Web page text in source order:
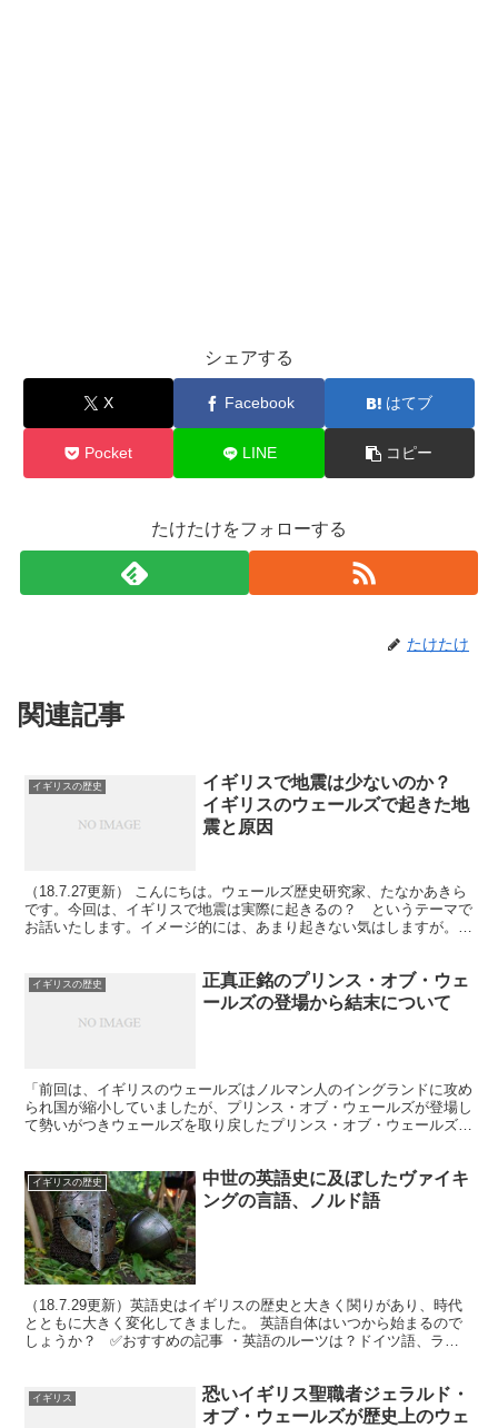
シェアする
X Facebook はてブ
Pocket LINE コピー
たけたけをフォローする
たけたけ
関連記事
イギリスの歴史
イギリスで地震は少ないのか？
イギリスのウェールズで起きた地
震と原因
（18.7.27更新） こんにちは。ウェールズ歴史研究家、たなかあきら
です。今回は、イギリスで地震は実際に起きるの？ というテーマで
お話いたします。イメージ的には、あまり起きない気はしますが。
イギリスの歴史
正真正銘のプリンス・オブ・ウェ
ールズの登場から結末について
「前回は、イギリスのウェールズはノルマン人のイングランドに攻め
られ国が縮小していましたが、プリンス・オブ・ウェールズが登場し
て勢いがつきウェールズを取り戻したプリンス・オブ・ウェールズの
イギリスの歴史
中世の英語史に及ぼしたヴァイキ
ングの言語、ノルド語
（18.7.29更新）英語史はイギリスの歴史と大きく関りがあり、時代
とともに大きく変化してきました。 英語自体はいつから始まるので
しょうか？ ✅おすすめの記事 ・英語のルーツは？ドイツ語、ラテ
イギリス
恐いイギリス聖職者ジェラルド・
オブ・ウェールズが歴史上のウェ